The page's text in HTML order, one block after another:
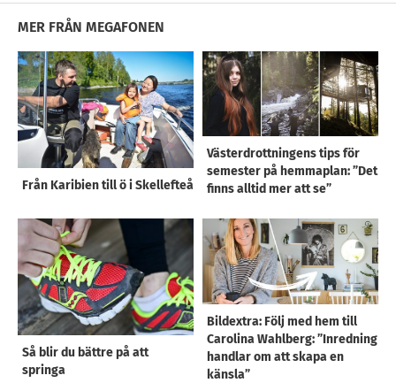
MER FRÅN MEGAFONEN
Från Karibien till ö i Skellefteå
Västerdrottningens tips för
semester på hemmaplan: ”Det
finns alltid mer att se”
Så blir du bättre på att
springa
Bildextra: Följ med hem till
Carolina Wahlberg: ”Inredning
handlar om att skapa en
känsla”